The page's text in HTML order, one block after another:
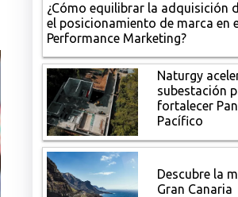
¿Cómo equilibrar la adquisición
el posicionamiento de marca en
Performance Marketing?
Naturgy
subestación
fortalecer
Pacífico
Descubre la
Gran Canaria